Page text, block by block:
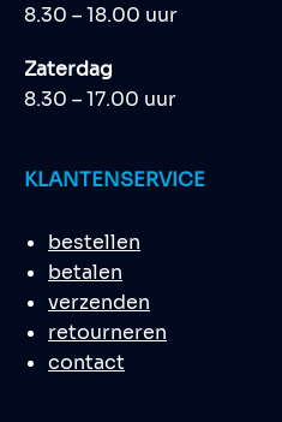
8.30 – 18.00 uur
Zaterdag
8.30 – 17.00 uur
KLANTENSERVICE
bestellen
betalen
verzenden
retourneren
contact